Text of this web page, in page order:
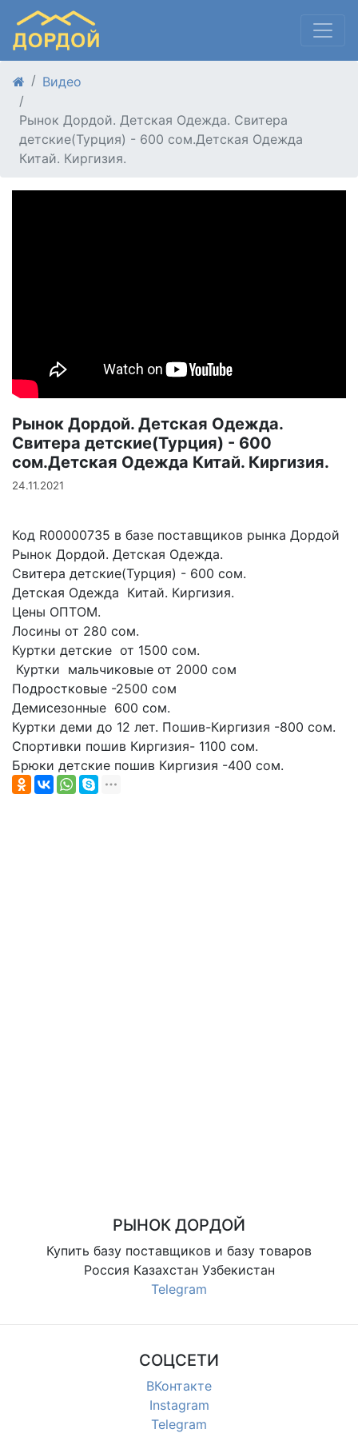
Видео
Рынок Дордой. Детская Одежда. Свитера
детские(Турция) - 600 сом.Детская Одежда
Китай. Киргизия.
Рынок Дордой. Детская Одежда.
Свитера детские(Турция) - 600
сом.Детская Одежда Китай. Киргизия.
24.11.2021
Код R00000735 в базе поставщиков рынка Дордой
Рынок Дордой. Детская Одежда.
Свитера детские(Турция) - 600 сом.
Детская Одежда  Китай. Киргизия.
Цены ОПТОМ.
Лосины от 280 сом.
Куртки детские  от 1500 сом.
Подростковые -2500 сом
Демисезонные  600 сом.
Куртки деми до 12 лет. Пошив-Киргизия -800 сом.
Спортивки пошив Киргизия- 1100 сом.
Брюки детские пошив Киргизия -400 сом.
РЫНОК ДОРДОЙ
Купить базу поставщиков и базу товаров
Россия Казахстан Узбекистан
Telegram
СОЦСЕТИ
ВКонтакте
Instagram
Telegram